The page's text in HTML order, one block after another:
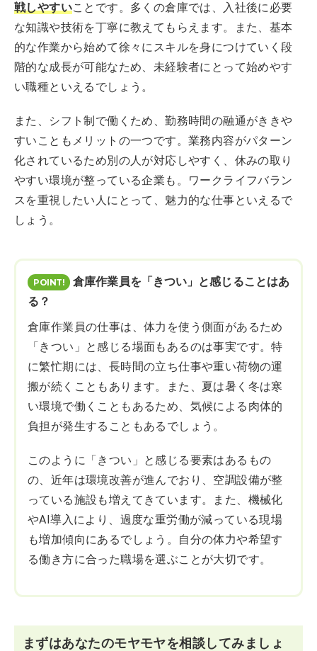
戦しやすいことです。多くの倉庫では、入社後に必要
な知識や技術を丁寧に教えてもらえます。また、基本
的な作業から始めて徐々にスキルを身につけていく段
階的な成長が可能なため、未経験者にとって始めやす
い職種といえるでしょう。
また、シフト制で働くため、勤務時間の融通がききや
すいこともメリットの一つです。業務内容がパターン
化されているため別の人が対応しやすく、休みの取り
やすい環境が整っている企業も。ワークライフバラン
スを重視したい人にとって、魅力的な仕事といえるで
しょう。
倉庫作業員を「きつい」と感じることはあ
る？
倉庫作業員の仕事は、体力を使う側面があるため
「きつい」と感じる場面もあるのは事実です。特
に繁忙期には、長時間の立ち仕事や重い荷物の運
搬が続くこともあります。また、夏は暑く冬は寒
い環境で働くこともあるため、気候による肉体的
負担が発生することもあるでしょう。
このように「きつい」と感じる要素はあるもの
の、近年は環境改善が進んでおり、空調設備が整
っている施設も増えてきています。また、機械化
やAI導入により、過度な重労働が減っている現場
も増加傾向にあるでしょう。自分の体力や希望す
る働き方に合った職場を選ぶことが大切です。
まずはあなたのモヤモヤを相談してみましょ